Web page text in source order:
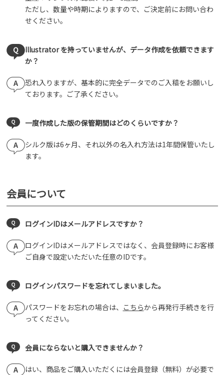
ただし、数量や時期によりますので、ご決定前にお問い合わ
せください。
Illustrator を持っていませんが、データ作成を依頼できます
か？
恐れ入りますが、基本的に完全データでのご入稿をお願いし
ております。ご了承ください。
一度作成した版の保管期間はどのくらいですか？
シルク版は6ヶ月、それ以外の名入れ方法は1年間保管いたし
ます。
会員について
ログインIDはメールアドレスですか？
ログインIDはメールアドレスではなく、会員登録時にお客様
ご自身で設定いただいた任意のIDです。
ログインパスワードを忘れてしまいました。
パスワードをお忘れの場合は、 こちらから再発行手続きを行
ってください。
会員にならないと購入できませんか？
はい、商品をご購入いただくには会員登録（無料）が必要で